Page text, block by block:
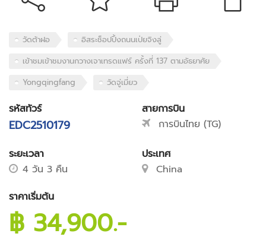
วัดต้าฝอ
อิสระช็อปปิ้งถนนเป่ยจิงลู่
เข้าชมเข้าชมงานกวางเจาเทรดแฟร์ ครั้งที่ 137 ตามอัธยาศัย
Yongqingfang
วัดจู่เมี่ยว
รหัสทัวร์
EDC2510179
สายการบิน
การบินไทย (TG)
ระยะเวลา
4 วัน 3 คืน
ประเทศ
China
ราคาเริ่มต้น
฿ 34,900.-